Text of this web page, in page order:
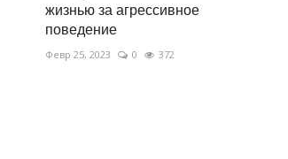
жизнью за агрессивное
поведение
Февр 25, 2023 0 372